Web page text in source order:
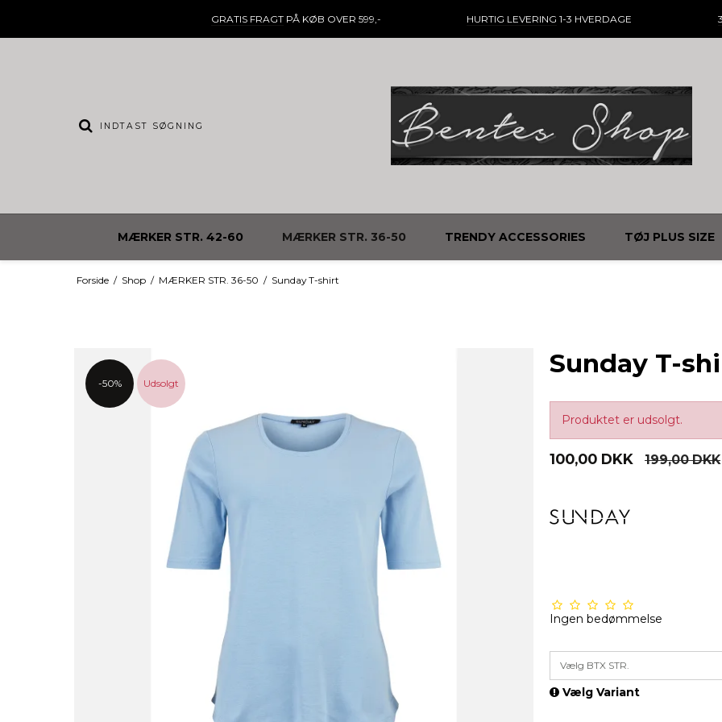
GRATIS FRAGTPÅ KØB OVER 599,- HURTIG LEVERING 1-3 HVERDAGE
MÆRKER STR. 42-60 MÆRKER STR. 36-50 TRENDY ACCESSORIES TØJ PLUS SIZE
Forside / Shop / MÆRKER STR. 36-50 / Sunday T-shirt
-50% Udsolgt
Sunday T-
Produktet er udsolgt.
100,00 DKK 199,00 DKK
Ingen bedømmelse
Vælg BTX STR.
Vælg Variant